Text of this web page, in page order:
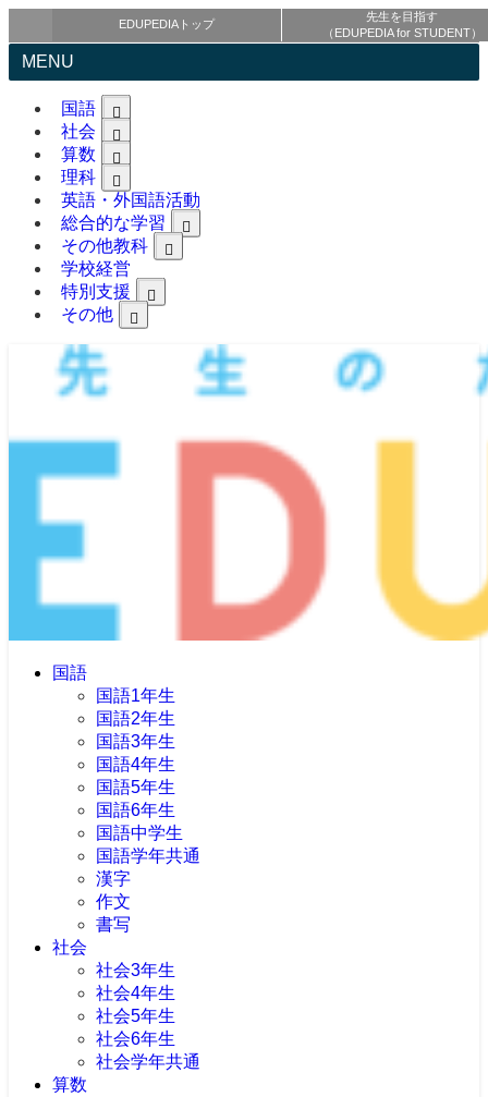
EDUPEDIAトップ
先生を目指す
（EDUPEDIA for STUDENT）
MENU
国語
社会
算数
理科
英語・外国語活動
総合的な学習
その他教科
学校経営
特別支援
その他
国語
国語1年生
国語2年生
国語3年生
国語4年生
国語5年生
国語6年生
国語中学生
国語学年共通
漢字
作文
書写
社会
社会3年生
社会4年生
社会5年生
社会6年生
社会学年共通
算数